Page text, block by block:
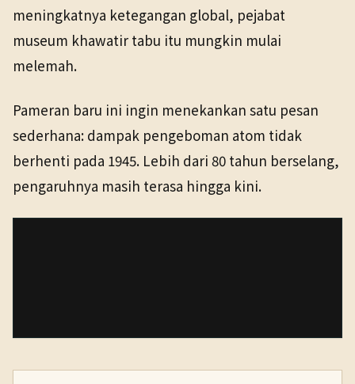
meningkatnya ketegangan global, pejabat
museum khawatir tabu itu mungkin mulai
melemah.
Pameran baru ini ingin menekankan satu pesan
sederhana: dampak pengeboman atom tidak
berhenti pada 1945. Lebih dari 80 tahun berselang,
pengaruhnya masih terasa hingga kini.